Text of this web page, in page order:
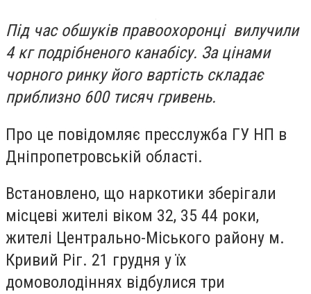
Під час обшуків правоохоронці вилучили
4 кг подрібненого канабісу. За цінами
чорного ринку його вартість складає
приблизно 600 тисяч гривень.
Про це повідомляє пресслужба ГУ НП в
Дніпропетровській області.
Встановлено, що наркотики зберігали
місцеві жителі віком 32, 35 44 роки,
жителі Центрально-Міського району м.
Кривий Ріг. 21 грудня у їх
домоволодіннях відбулися три